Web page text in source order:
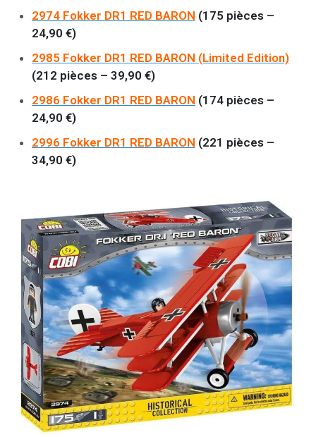
2974 Fokker DR1 RED BARON (175 pièces –
24,90 €)
2985 Fokker DR1 RED BARON (Limited Edition)
(212 pièces – 39,90 €)
2986 Fokker DR1 RED BARON (174 pièces –
24,90 €)
2996 Fokker DR1 RED BARON (221 pièces –
34,90 €)